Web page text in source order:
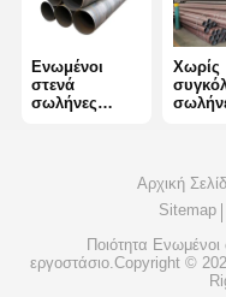
Ενωμένοι
στενά
σωλήνες
Χωρίς
Αρχική
Sitemap
Ποιότητα
εργοστάσιο.Copyright ©